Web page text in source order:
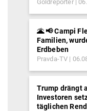
Goldreporter
🌋 📢 Campi
Familien,
Erdbeben
Pravda-TV
Trump drängt
Investoren
täglichen